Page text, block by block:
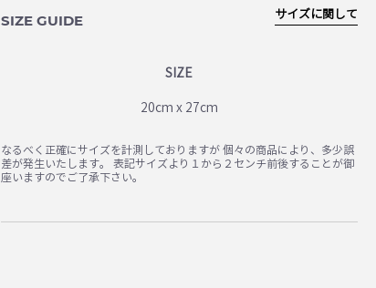
SIZE GUIDE
SIZE
20cm x 27cm
サイズに関して
なるべく正確にサイズを計測しておりますが 個々の商品により、多少誤
差が発生いたします。 表記サイズより１から２センチ前後することが御
座いますのでご了承下さい。